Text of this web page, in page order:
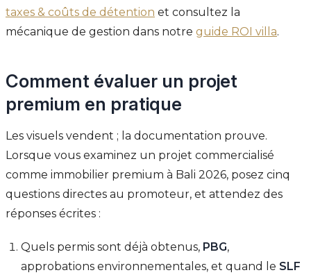
taxes & coûts de détention et consultez la
mécanique de gestion dans notre guide ROI villa.
Comment évaluer un projet
premium en pratique
Les visuels vendent ; la documentation prouve.
Lorsque vous examinez un projet commercialisé
comme immobilier premium à Bali 2026, posez cinq
questions directes au promoteur, et attendez des
réponses écrites :
Quels permis sont déjà obtenus, PBG,
approbations environnementales, et quand le SLF